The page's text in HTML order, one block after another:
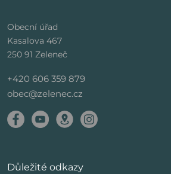
Obecní úřad
Kasalova 467
250 91 Zeleneč
+420 606 359 879
obec@zelenec.cz
Důležité odkazy